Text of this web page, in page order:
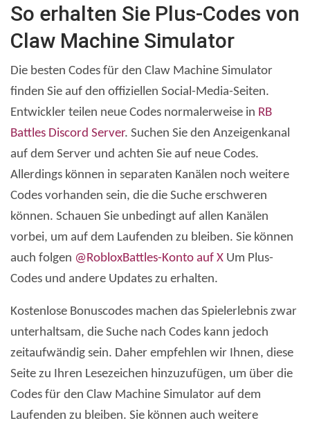
So erhalten Sie Plus-Codes von
Claw Machine Simulator
Die besten Codes für den Claw Machine Simulator
finden Sie auf den offiziellen Social-Media-Seiten.
Entwickler teilen neue Codes normalerweise in RB
Battles Discord Server. Suchen Sie den Anzeigenkanal
auf dem Server und achten Sie auf neue Codes.
Allerdings können in separaten Kanälen noch weitere
Codes vorhanden sein, die die Suche erschweren
können. Schauen Sie unbedingt auf allen Kanälen
vorbei, um auf dem Laufenden zu bleiben. Sie können
auch folgen @RobloxBattles-Konto auf X Um Plus-
Codes und andere Updates zu erhalten.
Kostenlose Bonuscodes machen das Spielerlebnis zwar
unterhaltsam, die Suche nach Codes kann jedoch
zeitaufwändig sein. Daher empfehlen wir Ihnen, diese
Seite zu Ihren Lesezeichen hinzuzufügen, um über die
Codes für den Claw Machine Simulator auf dem
Laufenden zu bleiben. Sie können auch weitere